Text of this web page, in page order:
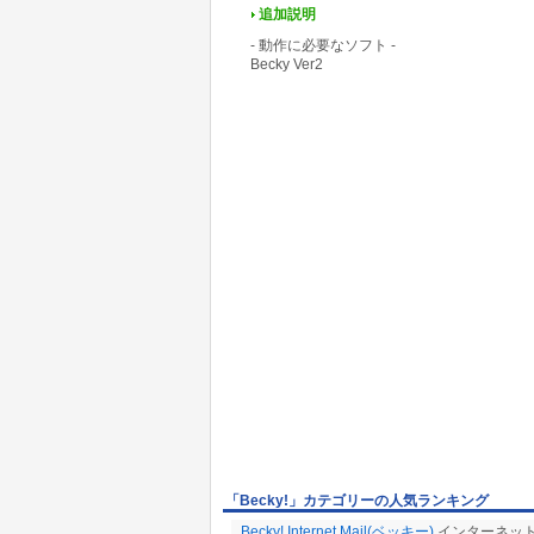
追加説明
- 動作に必要なソフト -
Becky Ver2
「Becky!」カテゴリーの人気ランキング